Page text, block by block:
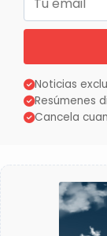
Noticias
Resúmenes
Cancela